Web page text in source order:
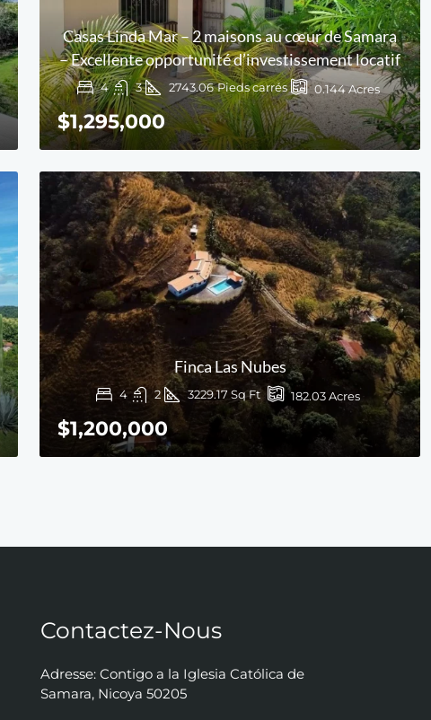
Casas Linda Mar – 2 maisons au cœur de Samara
– Excellente opportunité d’investissement locatif
4 3 2743.06 Pieds carrés 0.144Acres
$1,295,000
Finca Las Nubes
4 2 3229.17 Sq Ft 182.03 Acres
$1,200,000
Contactez-Nous
Adresse: Contigo a la Iglesia Católica de
Samara, Nicoya 50205